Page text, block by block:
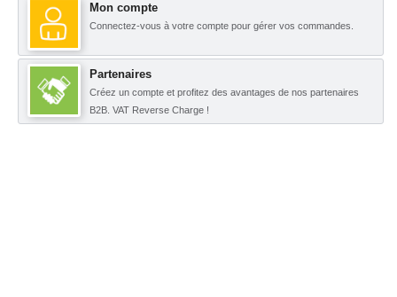
Mon compte
Connectez-vous à votre compte pour gérer vos commandes.
Partenaires
Créez un compte et profitez des avantages de nos partenaires
B2B. VAT Reverse Charge !